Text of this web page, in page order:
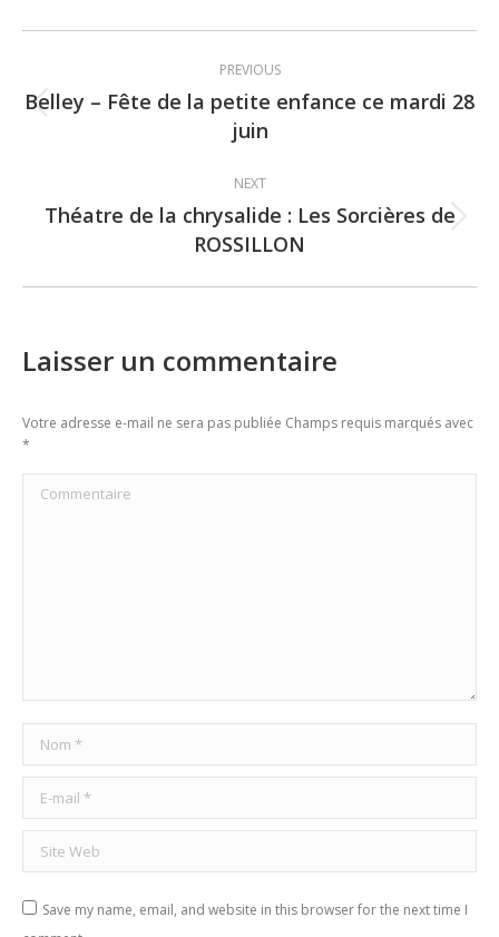
navigation
PREVIOUS
Previous
post:
Belley – Fête de la petite enfance ce mardi 28
juin
NEXT
Next
post:
Théatre de la chrysalide : Les Sorcières de
ROSSILLON
Laisser un commentaire
Votre adresse e-mail ne sera pas publiée Champs requis marqués avec
*
Commentaire
Nom *
E-mail *
Site Web
Save my name, email, and website in this browser for the next time I